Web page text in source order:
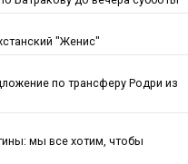
"Женис"
по трансферу Родри из
мы все хотим, чтобы